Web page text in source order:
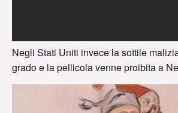
Negli Stati Uniti invece la sottile
grado e la pellicola venne proibita a